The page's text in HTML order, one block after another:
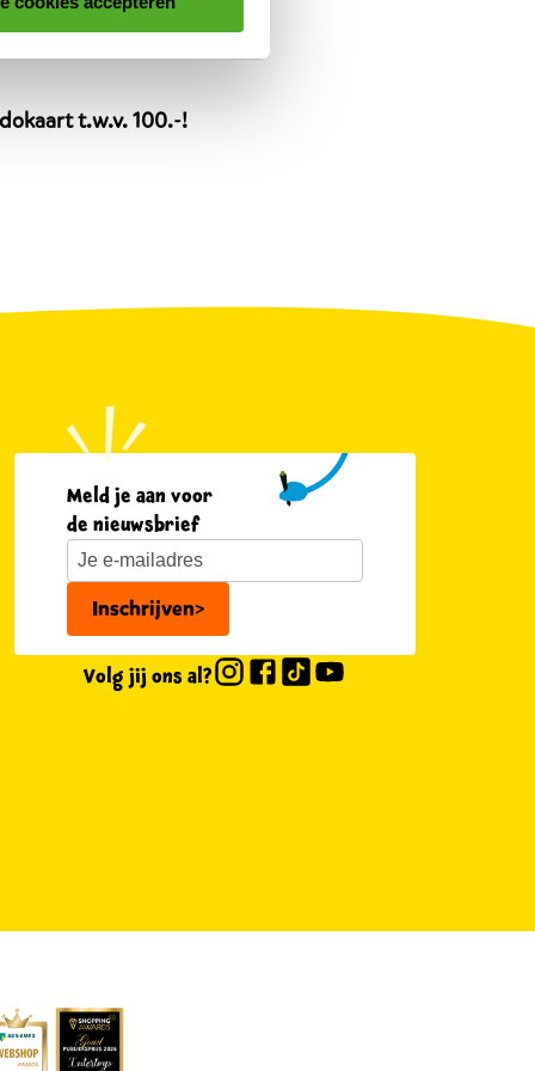
dit
product
7,99t.w.v. 100.-!
Meld je aan voor
de nieuwsbrief
Inschrijven>
Volg jij ons al?